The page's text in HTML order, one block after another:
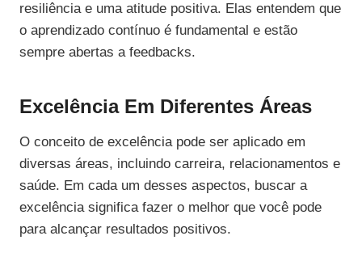
resiliência e uma atitude positiva. Elas entendem que
o aprendizado contínuo é fundamental e estão
sempre abertas a feedbacks.
Excelência Em Diferentes Áreas
O conceito de excelência pode ser aplicado em
diversas áreas, incluindo carreira, relacionamentos e
saúde. Em cada um desses aspectos, buscar a
excelência significa fazer o melhor que você pode
para alcançar resultados positivos.